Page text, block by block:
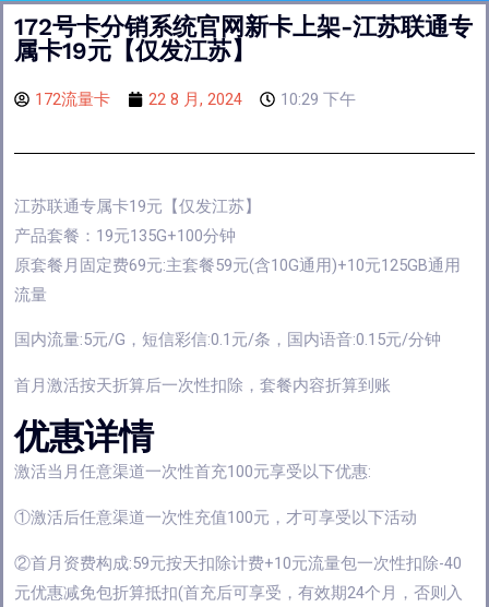
172号卡分销系统官网新卡上架-江苏联通专
属卡19元【仅发江苏】
172流量卡 22 8 月, 2024 10:29 下午
江苏联通专属卡19元【仅发江苏】
产品套餐：19元135G+100分钟
原套餐月固定费69元:主套餐59元(含10G通用)+10元125GB通用
流量
国内流量:5元/G，短信彩信:0.1元/条，国内语音:0.15元/分钟
首月激活按天折算后一次性扣除，套餐内容折算到账
优惠详情
激活当月任意渠道一次性首充100元享受以下优惠:
①激活后任意渠道一次性充值100元，才可享受以下活动
②首月资费构成:59元按天扣除计费+10元流量包一次性扣除-40
元优惠减免包折算抵扣(首充后可享受，有效期24个月，否则入